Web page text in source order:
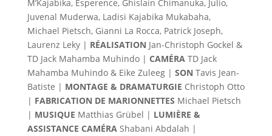
M’Kajabika, Esperence, Ghislain Chimanuka, Julio,
Juvenal Muderwa, Ladisi Kajabika Mukabaha,
Michael Pietsch, Gianni La Rocca, Patrick Joseph,
Laurenz Leky | RÉALISATION Jan-Christoph Gockel &
TD Jack Mahamba Muhindo | CAMÉRATD Jack
Mahamba Muhindo & Eike Zuleeg | SON Tavis Jean-
Batiste | MONTAGE & DRAMATURGIE Christoph Otto
| FABRICATION DE MARIONNETTES Michael Pietsch
| MUSIQUE Matthias Grübel | LUMIÈRE &
ASSISTANCE CAMÉRAShabani Abdalah |